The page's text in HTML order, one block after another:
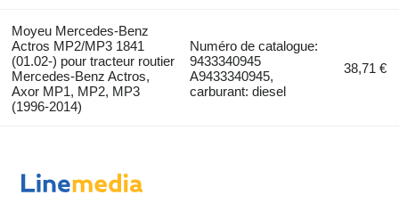
Moyeu Mercedes-Benz
Actros MP2/MP3 1841
(01.02-) pour tracteur routier
Mercedes-Benz Actros,
Axor MP1, MP2, MP3
(1996-2014)
Numéro de catalogue:
9433340945
A9433340945,
carburant: diesel
38,71 €